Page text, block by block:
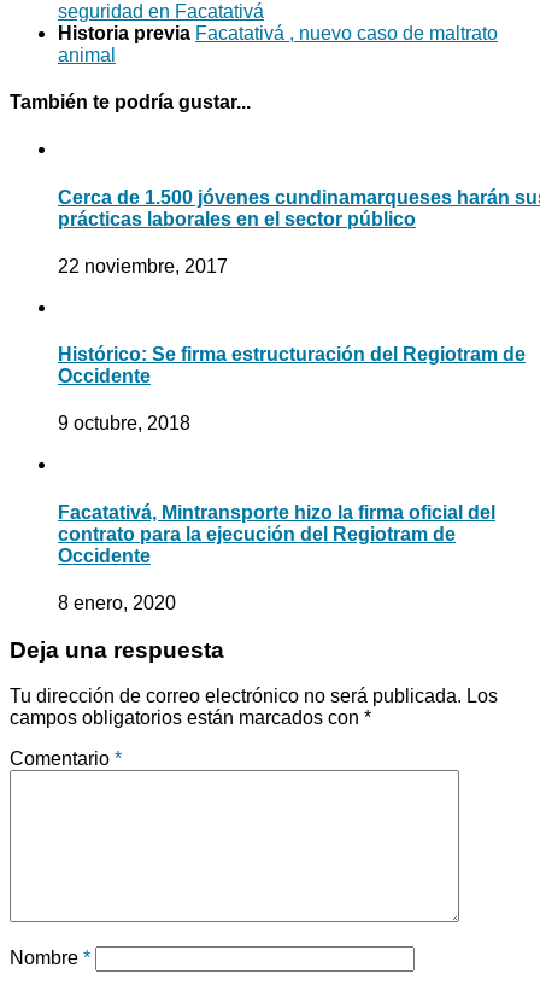
seguridad en Facatativá
Historia previa Facatativá , nuevo caso de maltrato
animal
También te podría gustar...
Cerca de 1.500 jóvenes cundinamarqueses harán
prácticas laborales en el sector público
22 noviembre, 2017
Histórico: Se firma estructuración del Regiotram de
Occidente
9 octubre, 2018
Facatativá, Mintransporte hizo la firma oficial del
contrato para la ejecución del Regiotram de
Occidente
8 enero, 2020
Deja una respuesta
Tu dirección de correo electrónico no será publicada. Los
campos obligatorios están marcados con *
Comentario *
Nombre *